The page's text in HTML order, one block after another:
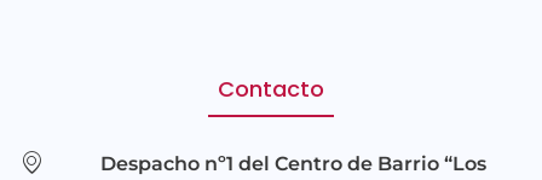
Contacto
Despacho nº1 del Centro de Barrio “Los